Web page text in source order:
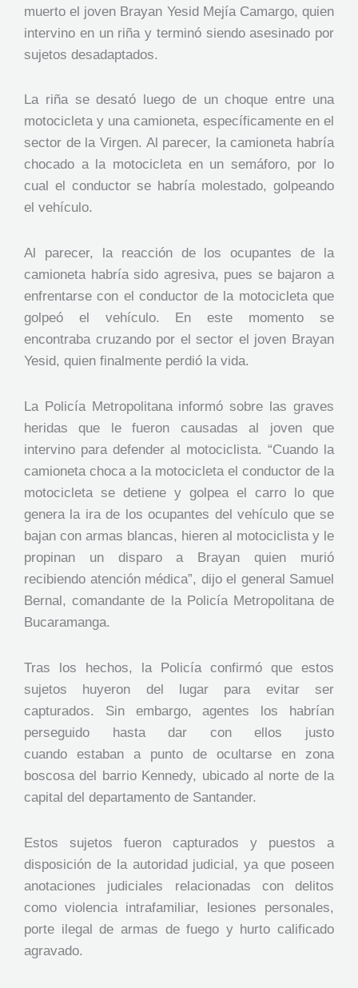
muerto el joven Brayan Yesid Mejía Camargo, quien
intervino en un riña y terminó siendo asesinado por
sujetos desadaptados.
La riña se desató luego de un choque entre una
motocicleta y una camioneta, específicamente en el
sector de la Virgen. Al parecer, la camioneta habría
chocado a la motocicleta en un semáforo, por lo
cual el conductor se habría molestado, golpeando
el vehículo.
Al parecer, la reacción de los ocupantes de la
camioneta habría sido agresiva, pues se bajaron a
enfrentarse con el conductor de la motocicleta que
golpeó el vehículo. En este momento se
encontraba cruzando por el sector el joven Brayan
Yesid, quien finalmente perdió la vida.
La Policía Metropolitana informó sobre las graves
heridas que le fueron causadas al joven que
intervino para defender al motociclista. “Cuando la
camioneta choca a la motocicleta el conductor de la
motocicleta se detiene y golpea el carro lo que
genera la ira de los ocupantes del vehículo que se
bajan con armas blancas, hieren al motociclista y le
propinan un disparo a Brayan quien murió
recibiendo atención médica”, dijo el general Samuel
Bernal, comandante de la Policía Metropolitana de
Bucaramanga.
Tras los hechos, la Policía confirmó que estos
sujetos huyeron del lugar para evitar ser
capturados. Sin embargo, agentes los habrían
perseguido hasta dar con ellos justo
cuando estaban a punto de ocultarse en zona
boscosa del barrio Kennedy, ubicado al norte de la
capital del departamento de Santander.
Estos sujetos fueron capturados y puestos a
disposición de la autoridad judicial, ya que poseen
anotaciones judiciales relacionadas con delitos
como violencia intrafamiliar, lesiones personales,
porte ilegal de armas de fuego y hurto calificado
agravado.